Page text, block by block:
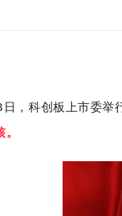
，科创板上市委举